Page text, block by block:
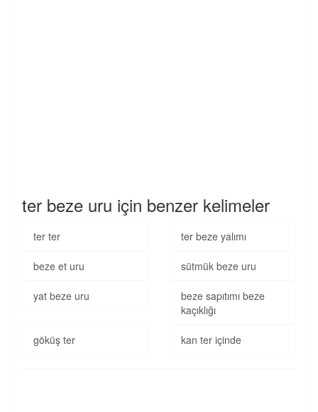
ter beze uru için benzer kelimeler
ter ter ter beze yalımı
beze et uru sütmük beze uru
yat beze uru
beze sapıtımı beze
kaçıklığı
göküş ter kan ter içinde